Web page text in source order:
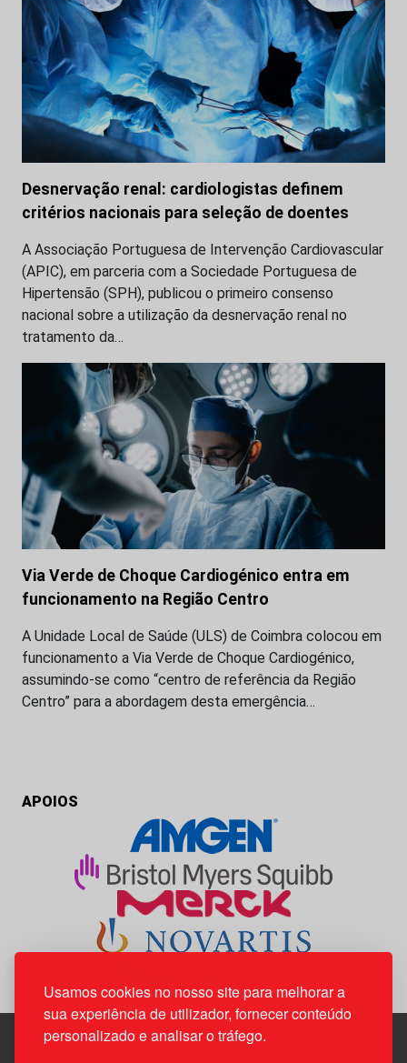
Usamos cookies no nosso site para melhorar a
sua experiência de utilizador, fornecer conteúdo
personalizado e analisar o tráfego.
Desnervação renal: cardiologistas definem
critérios nacionais para seleção de doentes
A Associação Portuguesa de Intervenção Cardiovascular
(APIC), em parceria com a Sociedade Portuguesa de
Hipertensão (SPH), publicou o primeiro consenso
nacional sobre a utilização da desnervação renal no
tratamento da…
Via Verde de Choque Cardiogénico entra em
funcionamento na Região Centro
A Unidade Local de Saúde (ULS) de Coimbra colocou em
funcionamento a Via Verde de Choque Cardiogénico,
assumindo-se como “centro de referência da Região
Centro” para a abordagem desta emergência…
APOIOS